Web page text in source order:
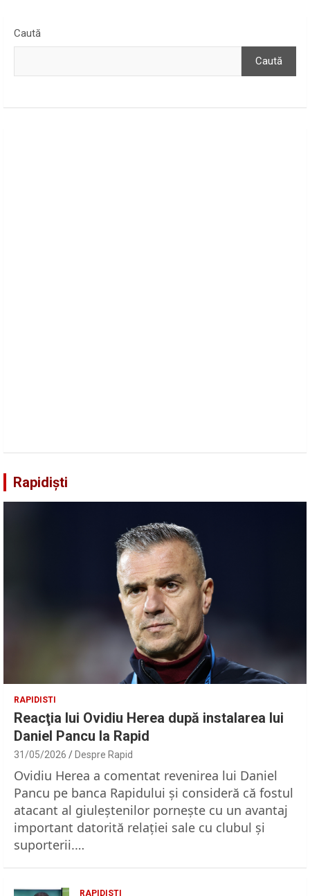
Caută
Caută
Rapidiști
RAPIDISTI
Reacţia lui Ovidiu Herea după instalarea lui
Daniel Pancu la Rapid
31/05/2026 Despre Rapid
Ovidiu Herea a comentat revenirea lui Daniel
Pancu pe banca Rapidului şi consideră că fostul
atacant al giuleştenilor porneşte cu un avantaj
important datorită relaţiei sale cu clubul şi
suporterii.…
RAPIDISTI